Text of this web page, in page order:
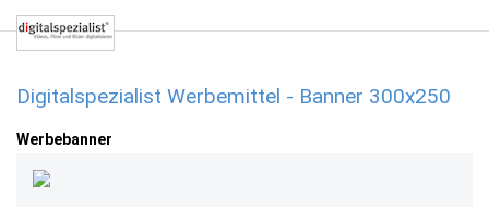
Digitalspezialist Werbemittel - Banner 300x250
Werbebanner